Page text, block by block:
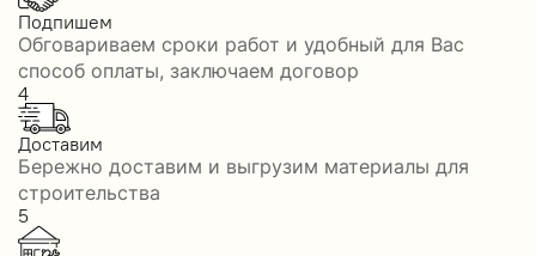
Подпишем
Обговариваем сроки работ и удобный для Вас
способ оплаты, заключаем договор
4
Доставим
Бережно доставим и выгрузим материалы для
строительства
5